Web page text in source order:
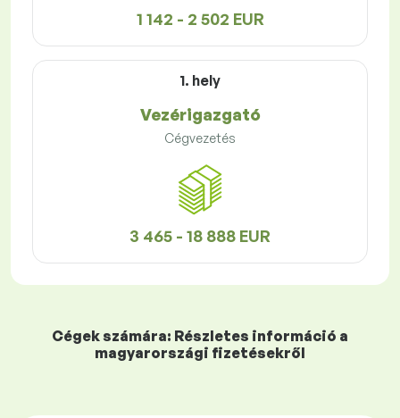
1 142 - 2 502 EUR
1. hely
Vezérigazgató
Cégvezetés
3 465 - 18 888 EUR
Cégek számára: Részletes információ a
magyarországi fizetésekről